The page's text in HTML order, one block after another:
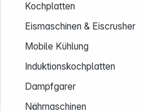
Kochplatten
Eismaschinen & Eiscrusher
Mobile Kühlung
Induktionskochplatten
Dampfgarer
Nähmaschinen